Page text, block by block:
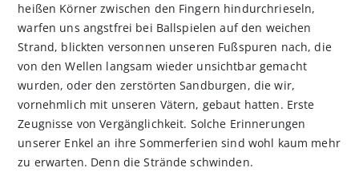
heißen Körner zwischen den Fingern hindurchrieseln,
warfen uns angstfrei bei Ballspielen auf den weichen
Strand, blickten versonnen unseren Fußspuren nach, die
von den Wellen langsam wieder unsichtbar gemacht
wurden, oder den zerstörten Sandburgen, die wir,
vornehmlich mit unseren Vätern, gebaut hatten. Erste
Zeugnisse von Vergänglichkeit. Solche Erinnerungen
unserer Enkel an ihre Sommerferien sind wohl kaum mehr
zu erwarten. Denn die Strände schwinden.